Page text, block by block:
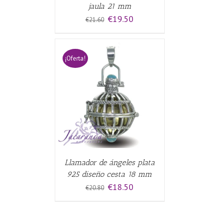
jaula 21 mm
€21.60 El
era:
€21.60.
€19.50
¡Oferta!
Llamador de ángeles plata
925 diseño cesta 18 mm
€20.80 El
€18.50